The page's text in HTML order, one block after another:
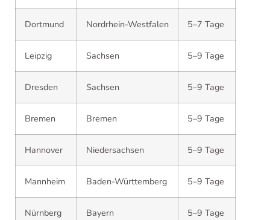
Dortmund Nordrhein-Westfalen 5–7 Tage
Leipzig Sachsen 5–9 Tage
Dresden Sachsen 5–9 Tage
Bremen Bremen 5–9 Tage
Hannover Niedersachsen 5–9 Tage
Mannheim Baden-Württemberg 5–9 Tage
Nürnberg Bayern 5–9 Tage